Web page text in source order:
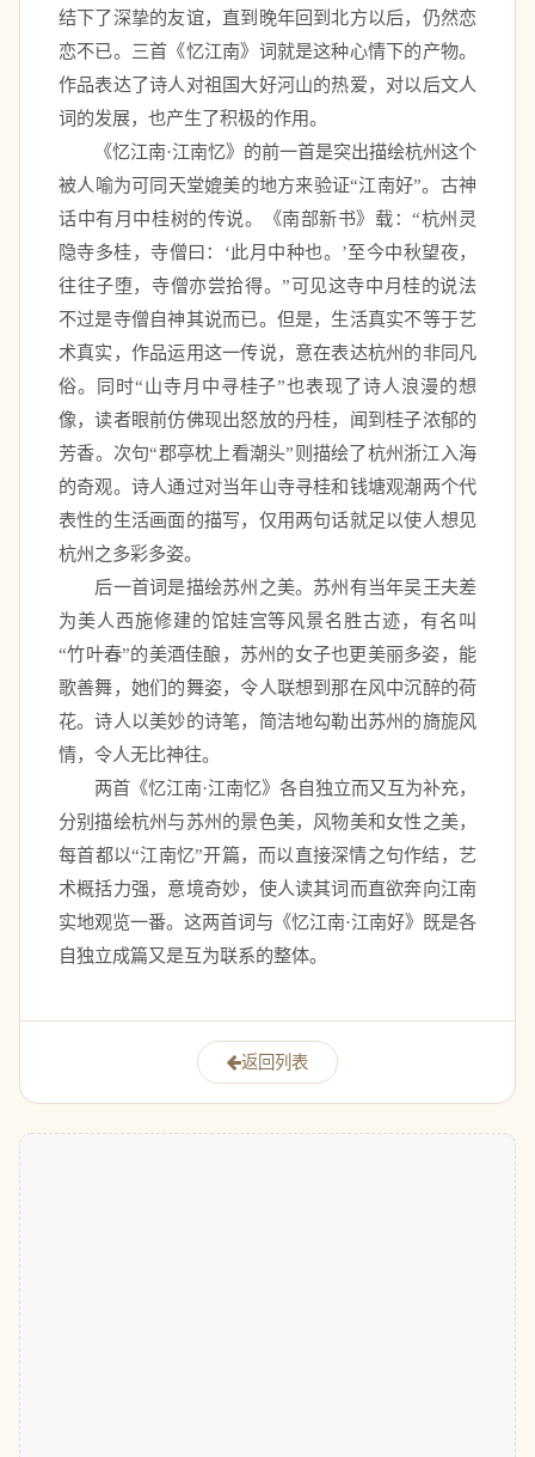
结下了深挚的友谊，直到晚年回到北方以后，仍然恋
恋不已。三首《忆江南》词就是这种心情下的产物。
作品表达了诗人对祖国大好河山的热爱，对以后文人
词的发展，也产生了积极的作用。
《忆江南·江南忆》的前一首是突出描绘杭州这个
被人喻为可同天堂媲美的地方来验证“江南好”。古神
话中有月中桂树的传说。《南部新书》载：“杭州灵
隐寺多桂，寺僧曰：‘此月中种也。’至今中秋望夜，
往往子堕，寺僧亦尝拾得。”可见这寺中月桂的说法
不过是寺僧自神其说而已。但是，生活真实不等于艺
术真实，作品运用这一传说，意在表达杭州的非同凡
俗。同时“山寺月中寻桂子”也表现了诗人浪漫的想
像，读者眼前仿佛现出怒放的丹桂，闻到桂子浓郁的
芳香。次句“郡亭枕上看潮头”则描绘了杭州浙江入海
的奇观。诗人通过对当年山寺寻桂和钱塘观潮两个代
表性的生活画面的描写，仅用两句话就足以使人想见
杭州之多彩多姿。
后一首词是描绘苏州之美。苏州有当年吴王夫差
为美人西施修建的馆娃宫等风景名胜古迹，有名叫
“竹叶春”的美酒佳酿，苏州的女子也更美丽多姿，能
歌善舞，她们的舞姿，令人联想到那在风中沉醉的荷
花。诗人以美妙的诗笔，简洁地勾勒出苏州的旖旎风
情，令人无比神往。
两首《忆江南·江南忆》各自独立而又互为补充，
分别描绘杭州与苏州的景色美，风物美和女性之美，
每首都以“江南忆”开篇，而以直接深情之句作结，艺
术概括力强，意境奇妙，使人读其词而直欲奔向江南
实地观览一番。这两首词与《忆江南·江南好》既是各
自独立成篇又是互为联系的整体。
返回列表